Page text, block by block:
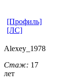
[Профиль]
[ЛС]
Alexey_1978
Стаж: 17
лет